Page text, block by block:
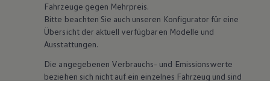
Fahrzeuge gegen Mehrpreis.
Bitte beachten Sie auch unseren Konfigurator für eine
Übersicht der aktuell verfügbaren Modelle und
Ausstattungen.
Die angegebenen Verbrauchs- und Emissionswerte
beziehen sich nicht auf ein einzelnes Fahrzeug und sind